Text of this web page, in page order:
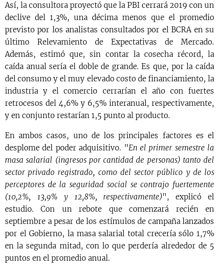
Así, la consultora proyectó que la PBI cerrará 2019 con un
declive del 1,3%, una décima menos que el promedio
previsto por los analistas consultados por el BCRA en su
último Relevamiento de Expectativas de Mercado.
Además, estimó que, sin contar la cosecha récord, la
caída anual sería el doble de grande. Es que, por la caída
del consumo y el muy elevado costo de financiamiento, la
industria y el comercio cerrarían el año con fuertes
retrocesos del 4,6% y 6,5% interanual, respectivamente,
y en conjunto restarían 1,5 punto al producto.
En ambos casos, uno de los principales factores es el
desplome del poder adquisitivo. "En el primer semestre la
masa salarial (ingresos por cantidad de personas) tanto del
sector privado registrado, como del sector público y de los
perceptores de la seguridad social se contrajo fuertemente
(10,2%, 13,9% y 12,8%, respectivamente)", explicó el
estudio. Con un rebote que comenzará recién en
septiembre a pesar de los estímulos de campaña lanzados
por el Gobierno, la masa salarial total crecería sólo 1,7%
en la segunda mitad, con lo que perdería alrededor de 5
puntos en el promedio anual.